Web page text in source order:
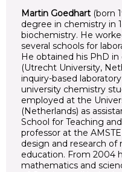
Martin Goedhart (born
degree in chemistry in
biochemistry. He
several schools for
He obtained his PhD
(Utrecht University,
inquiry-based
university chemistry
employed at the
(Netherlands) as
School for Teaching
professor at the
design and research
education. From 2004
mathematics and